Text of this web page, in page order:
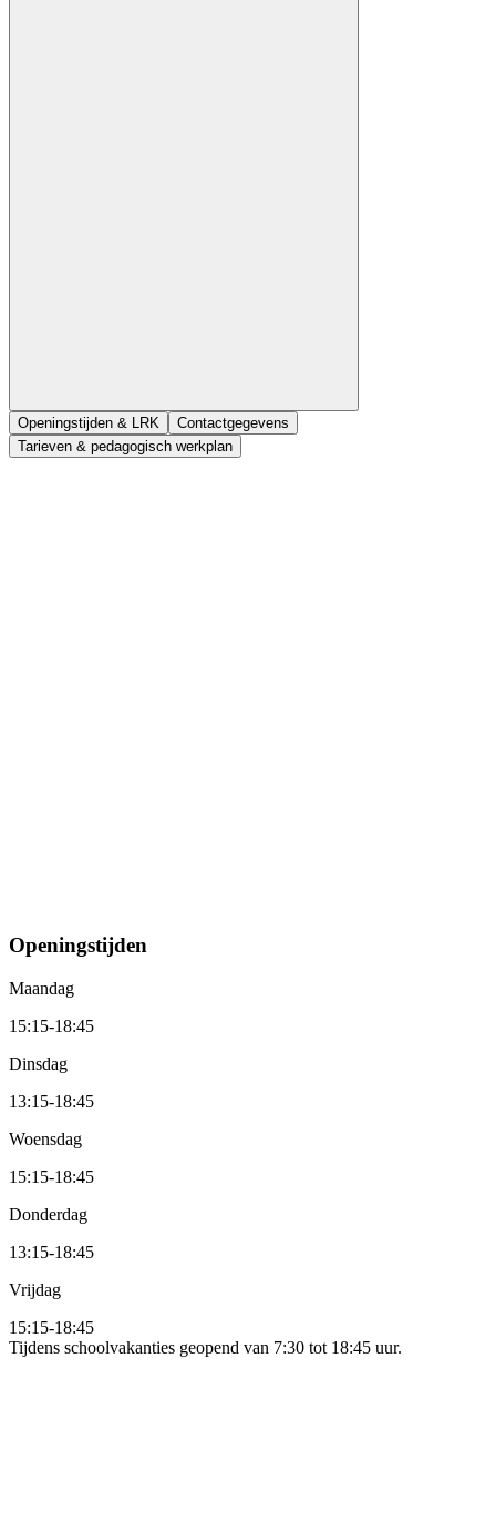
Openingstijden & LRK
Contactgegevens
Tarieven & pedagogisch werkplan
Openingstijden
Maandag
15:15-18:45
Dinsdag
13:15-18:45
Woensdag
15:15-18:45
Donderdag
13:15-18:45
Vrijdag
15:15-18:45
Tijdens schoolvakanties geopend van 7:30 tot 18:45 uur.